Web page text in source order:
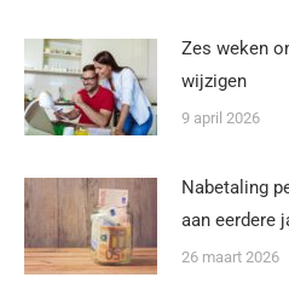
Zes weken
wijzigen
9 april 2026
Nabetaling
aan eerdere
26 maart 2026